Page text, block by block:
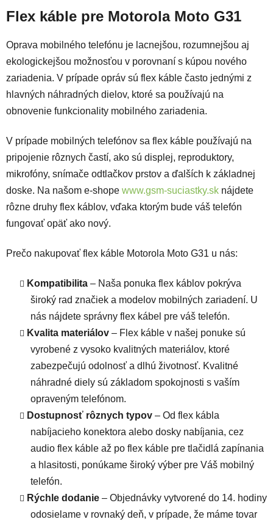
Flex káble pre Motorola Moto G31
Oprava mobilného telefónu je lacnejšou, rozumnejšou aj
ekologickejšou možnosťou v porovnaní s kúpou nového
zariadenia. V prípade opráv sú flex káble často jednými z
hlavných náhradných dielov, ktoré sa používajú na
obnovenie funkcionality mobilného zariadenia.
V prípade mobilných telefónov sa flex káble používajú na
pripojenie rôznych častí, ako sú displej, reproduktory,
mikrofóny, snímače odtlačkov prstov a ďalších k základnej
doske. Na našom e-shope www.gsm-suciastky.sk nájdete
rôzne druhy flex káblov, vďaka ktorým bude váš telefón
fungovať opäť ako nový.
Prečo nakupovať flex káble Motorola Moto G31 u nás:
Kompatibilita – Naša ponuka flex káblov pokrýva
široký rad značiek a modelov mobilných zariadení. U
nás nájdete správny flex kábel pre váš telefón.
Kvalita materiálov – Flex káble v našej ponuke sú
vyrobené z vysoko kvalitných materiálov, ktoré
zabezpečujú odolnosť a dlhú životnosť. Kvalitné
náhradné diely sú základom spokojnosti s vaším
opraveným telefónom.
Dostupnosť rôznych typov – Od flex kábla
nabíjacieho konektora alebo dosky nabíjania, cez
audio flex káble až po flex káble pre tlačidlá zapínania
a hlasitosti, ponúkame široký výber pre Váš mobilný
telefón.
Rýchle dodanie – Objednávky vytvorené do 14. hodiny
odosielame v rovnaký deň, v prípade, že máme tovar